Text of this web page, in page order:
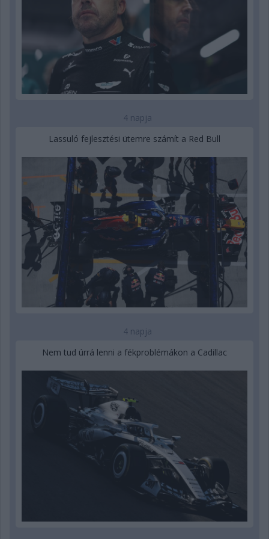
4 napja
Lassuló fejlesztési ütemre számít a Red Bull
4 napja
Nem tud úrrá lenni a fékproblémákon a Cadillac